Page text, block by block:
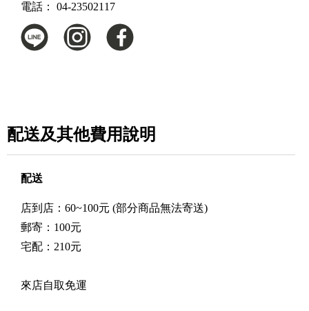
電話： 04-23502117
配送及其他費用說明
配送
店到店：60~100元 (部分商品無法寄送)
郵寄：100元
宅配：210元
來店自取免運